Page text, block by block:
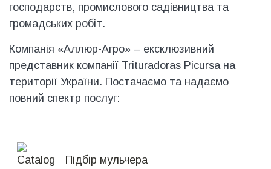
господарств, промислового садівництва та
громадських робіт.
Компанія «Аллюр-Агро» – ексклюзивний
представник компанії Trituradoras Picursa на
території України. Постачаємо та надаємо
повний спектр послуг:
Підбір мульчера